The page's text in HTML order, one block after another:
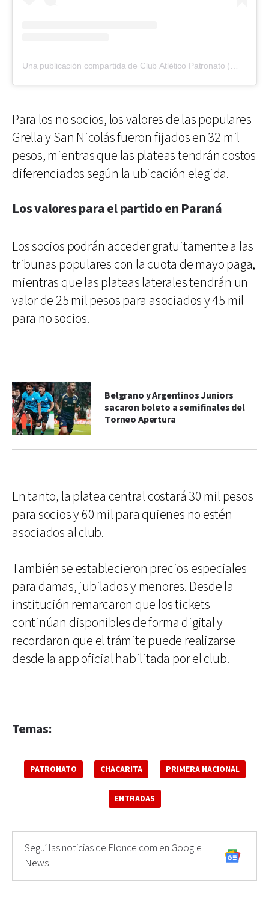
Para los no socios, los valores de las populares
Grella y San Nicolás fueron fijados en 32 mil
pesos, mientras que las plateas tendrán costos
diferenciados según la ubicación elegida.
Los valores para el partido en Paraná
Los socios podrán acceder gratuitamente a las
tribunas populares con la cuota de mayo paga,
mientras que las plateas laterales tendrán un
valor de 25 mil pesos para asociados y 45 mil
para no socios.
Belgrano y Argentinos Juniors
sacaron boleto a semifinales del
Torneo Apertura
En tanto, la platea central costará 30 mil pesos
para socios y 60 mil para quienes no estén
asociados al club.
También se establecieron precios especiales
para damas, jubilados y menores. Desde la
institución remarcaron que los tickets
continúan disponibles de forma digital y
recordaron que el trámite puede realizarse
desde la app oficial habilitada por el club.
Temas:
PATRONATO CHACARITA PRIMERA NACIONAL
ENTRADAS
Seguí las noticias de Elonce.com en Google
News